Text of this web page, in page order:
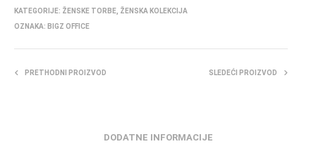
KATEGORIJE: ŽENSKE TORBE ŽENSKA KOLEKCIJA
OZNAKA: BIGZ OFFICE
PRETHODNI PROIZVOD SLEDEĆI PROIZVOD
DODATNE INFORMACIJE